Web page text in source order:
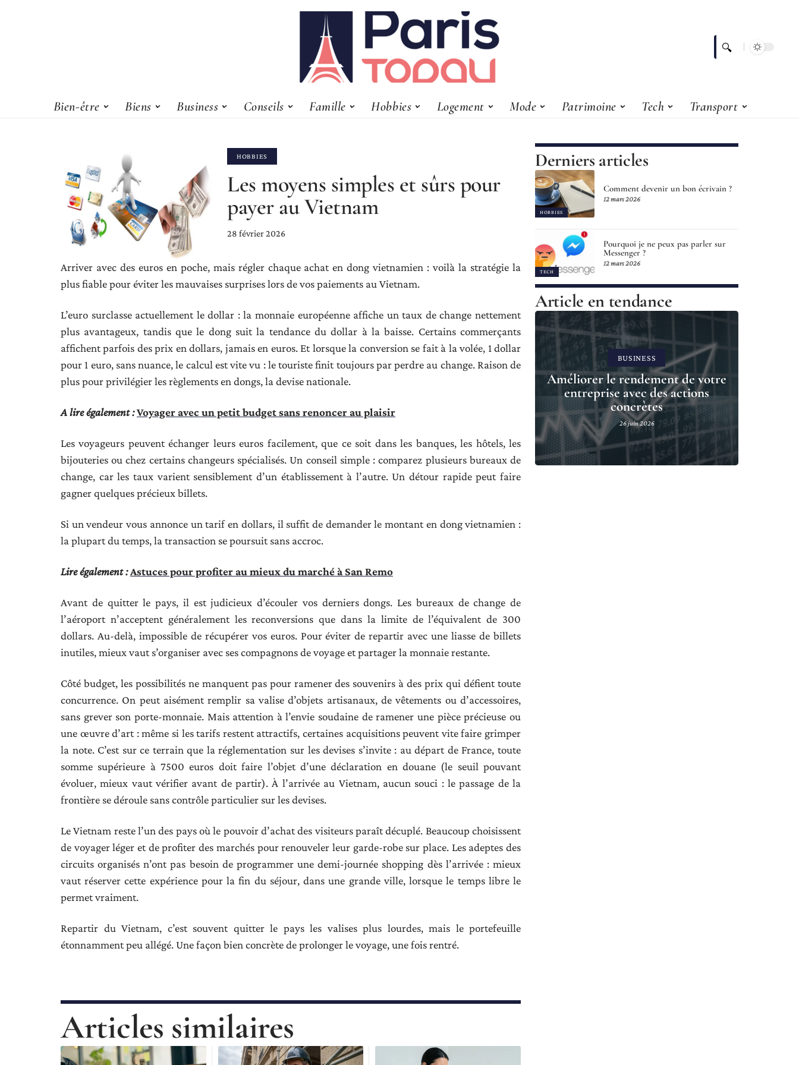
Bien-être Biens Business Conseils Famille Hobbies Logement Mode Patrimoine Tech Transport
HOBBIES
Les moyens simples et sûrs pour
payer au Vietnam
28 février 2026
Arriver avec des euros en poche, mais régler chaque achat en dong vietnamien : voilà la stratégie la
plus fiable pour éviter les mauvaises surprises lors de vos paiements au Vietnam.
L’euro surclasse actuellement le dollar : la monnaie européenne affiche un taux de change nettement
plus avantageux, tandis que le dong suit la tendance du dollar à la baisse. Certains commerçants
affichent parfois des prix en dollars, jamais en euros. Et lorsque la conversion se fait à la volée, 1 dollar
pour 1 euro, sans nuance, le calcul est vite vu : le touriste finit toujours par perdre au change. Raison de
plus pour privilégier les règlements en dongs, la devise nationale.
A lire également :Voyager avec un petit budget sans renoncer au plaisir
Les voyageurs peuvent échanger leurs euros facilement, que ce soit dans les banques, les hôtels, les
bijouteries ou chez certains changeurs spécialisés. Un conseil simple : comparez plusieurs bureaux de
change, car les taux varient sensiblement d’un établissement à l’autre. Un détour rapide peut faire
gagner quelques précieux billets.
Si un vendeur vous annonce un tarif en dollars, il suffit de demander le montant en dong vietnamien :
la plupart du temps, la transaction se poursuit sans accroc.
Lire également :Astuces pour profiter au mieux du marché à San Remo
Avant de quitter le pays, il est judicieux d’écouler vos derniers dongs. Les bureaux de change de
l’aéroport n’acceptent généralement les reconversions que dans la limite de l’équivalent de 300
dollars. Au-delà, impossible de récupérer vos euros. Pour éviter de repartir avec une liasse de billets
inutiles, mieux vaut s’organiser avec ses compagnons de voyage et partager la monnaie restante.
Côté budget, les possibilités ne manquent pas pour ramener des souvenirs à des prix qui défient toute
concurrence. On peut aisément remplir sa valise d’objets artisanaux, de vêtements ou d’accessoires,
sans grever son porte-monnaie. Mais attention à l’envie soudaine de ramener une pièce précieuse ou
une œuvre d’art : même si les tarifs restent attractifs, certaines acquisitions peuvent vite faire grimper
la note. C’est sur ce terrain que la réglementation sur les devises s’invite : au départ de France, toute
somme supérieure à 7500 euros doit faire l’objet d’une déclaration en douane (le seuil pouvant
évoluer, mieux vaut vérifier avant de partir). À l’arrivée au Vietnam, aucun souci : le passage de la
frontière se déroule sans contrôle particulier sur les devises.
Le Vietnam reste l’un des pays où le pouvoir d’achat des visiteurs paraît décuplé. Beaucoup choisissent
de voyager léger et de profiter des marchés pour renouveler leur garde-robe sur place. Les adeptes des
circuits organisés n’ont pas besoin de programmer une demi-journée shopping dès l’arrivée : mieux
vaut réserver cette expérience pour la fin du séjour, dans une grande ville, lorsque le temps libre le
permet vraiment.
Repartir du Vietnam, c’est souvent quitter le pays les valises plus lourdes, mais le portefeuille
étonnamment peu allégé. Une façon bien concrète de prolonger le voyage, une fois rentré.
Articles similaires
Derniers articles
HOBBIES
Comment devenir un bon écrivain ?
12 mars 2026
TECH
Pourquoi je ne peux pas parler sur
Messenger ?
12 mars 2026
Article en tendance
BUSINESS
Améliorer le rendement de votre
entreprise avec des actions
concrètes
26 juin 2026